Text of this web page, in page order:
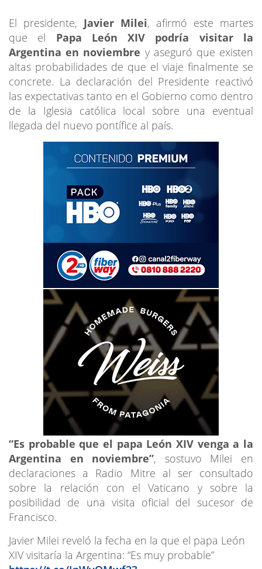
El presidente, Javier Milei, afirmó este martes
que el Papa León XIV podría visitar la
Argentina en noviembre y aseguró que existen
altas probabilidades de que el viaje finalmente se
concrete. La declaración del Presidente reactivó
las expectativas tanto en el Gobierno como dentro
de la Iglesia católica local sobre una eventual
llegada del nuevo pontífice al país.
“Es probable que el papa León XIV venga a la
Argentina en noviembre”, sostuvo Milei en
declaraciones a Radio Mitre al ser consultado
sobre la relación con el Vaticano y sobre la
posibilidad de una visita oficial del sucesor de
Francisco.
Javier Milei reveló la fecha en la que el papa León
XIV visitaría la Argentina: “Es muy probable”